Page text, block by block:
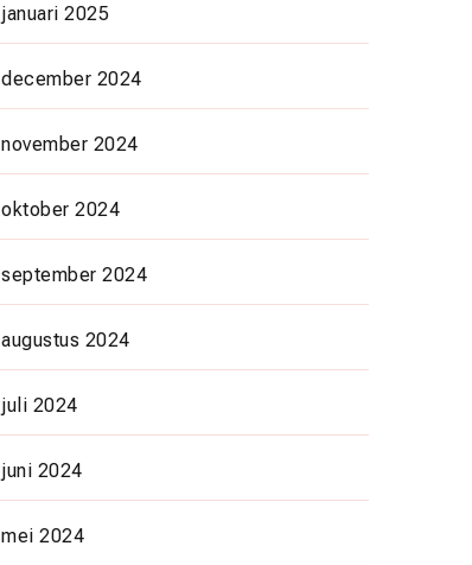
januari 2025
december 2024
november 2024
oktober 2024
september 2024
augustus 2024
juli 2024
juni 2024
mei 2024